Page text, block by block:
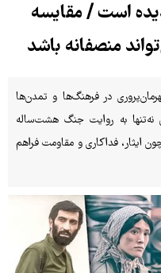
است / مقایسه‌
منصفانه باشد
در فرهنگ‌ها و تمدن‌ها
به روایت جنگ هشت‌ساله
ایثار، فداکاری و مقاومت فراهم